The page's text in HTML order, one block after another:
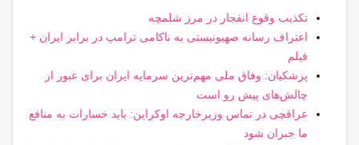
تکذیب وقوع انفجار در مرز شلمچه
اعتراف رسانه صهیونیستی به ناکامی ترامپ در برابر ایران +
فیلم
پزشکیان: وفاق ملی مهم‌ترین سرمایه ایران برای عبور از
چالش‌های پیش رو است
عراقچی در تماس وزیرخارجه اوکراین: باید خسارات به منافع
ما جبران شود